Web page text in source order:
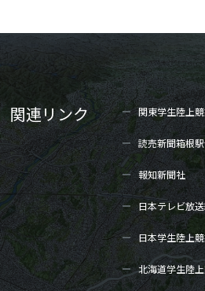
関連リンク 関東学生陸上
読売新聞箱根
報知新聞社
日本テレビ放
日本学生陸上
北海道学生陸上